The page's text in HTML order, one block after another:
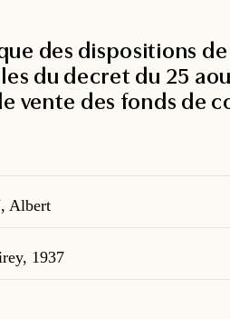
des dispositions de
du decret du 25
vente des fonds de
Albert
1937